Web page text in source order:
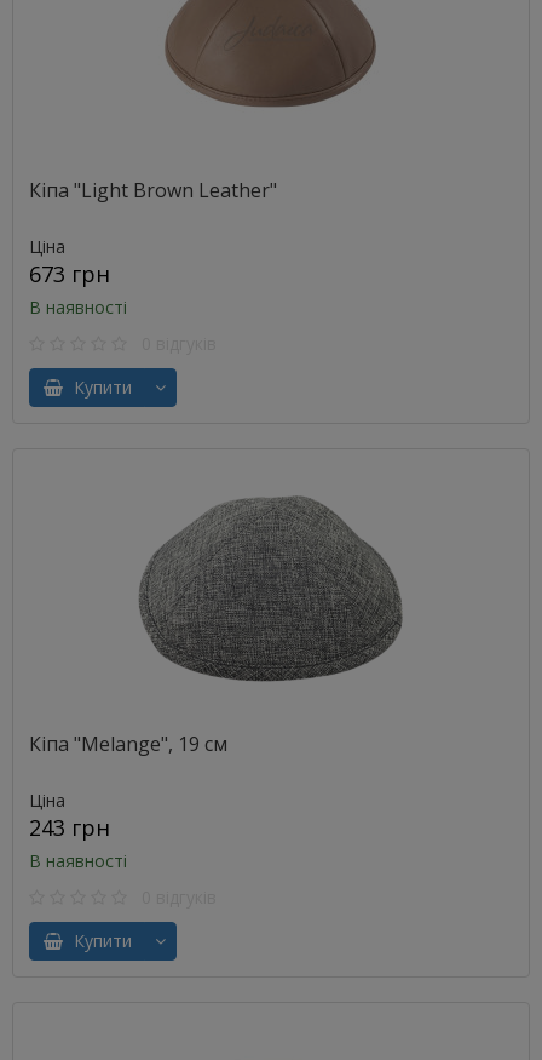
Кіпа "Light Brown Leather"
Ціна
673 грн
В наявності
Купити
Кіпа "Melange", 19 см
Ціна
243 грн
В наявності
Купити